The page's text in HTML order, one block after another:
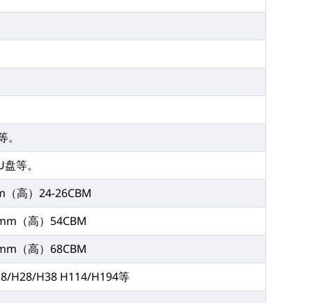
等。
高）24-26CBM
（高）54CBM
（高）68CBM
H28/H38 H114/H194等